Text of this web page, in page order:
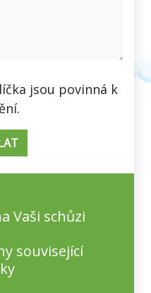
Vaši schůzi
související
jsou povinná k